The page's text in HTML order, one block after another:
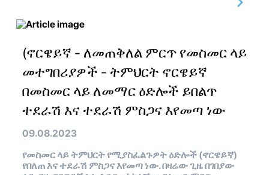
(ኖርዌይኛ - ለመጠቅለል ምርጥ የመስመር ላይ
መተግበሪያዎች - ትምህርት ኖርዌይኛ
በመስመር ላይ ለመማር ዕድሎች ይበልጥ
ተደራሽ እና ተደራሽ ምስጋና እየመጣ ነው
09.08.2023
የመስመር ላይ ትምህርት የሚያስፈልጉዎት ዕድሎች (ኖርዌይኛ)
የበለጠ እና ተደራሽ ምስጋና እየመጣ ነው. በዛሬው ጊዜ በገበያው